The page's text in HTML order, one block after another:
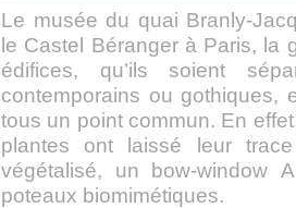
Le musée du quai Branly-
le Castel Béranger à Paris,
édifices, qu’ils soient
contemporains ou gothiques,
tous un point commun. En
plantes ont laissé leur
végétalisé, un bow-window
poteaux biomimétiques.